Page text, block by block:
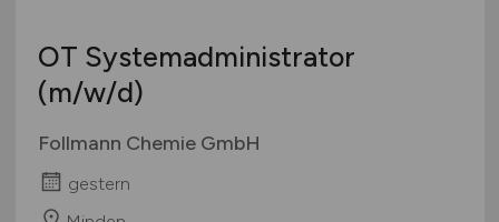
OT Systemadministrator
(m/w/d)
Follmann Chemie GmbH
gestern